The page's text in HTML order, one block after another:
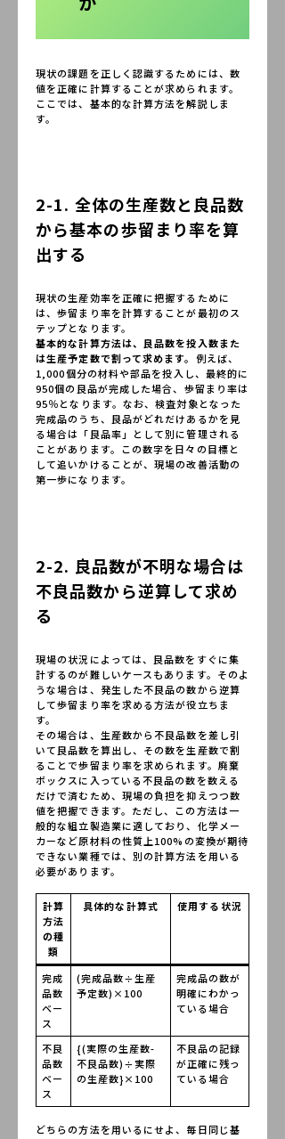
現状の課題を正しく認識するためには、数
値を正確に計算することが求められます。
ここでは、基本的な計算方法を解説しま
す。
2-1. 全体の生産数と良品数
から基本の歩留まり率を算
出する
現状の生産効率を正確に把握するために
は、歩留まり率を計算することが最初のス
テップとなります。
基本的な計算方法は、良品数を投入数また
は生産予定数で割って求めます。 例えば、
1,000個分の材料や部品を投入し、最終的に
950個の良品が完成した場合、歩留まり率は
95％となります。なお、検査対象となった
完成品のうち、良品がどれだけあるかを見
る場合は「良品率」として別に管理される
ことがあります。この数字を日々の目標と
して追いかけることが、現場の改善活動の
第一歩になります。
2-2. 良品数が不明な場合は
不良品数から逆算して求め
る
現場の状況によっては、良品数をすぐに集
計するのが難しいケースもあります。そのよ
うな場合は、発生した不良品の数から逆算
して歩留まり率を求める方法が役立ちま
す。
その場合は、生産数から不良品数を差し引
いて良品数を算出し、その数を生産数で割
ることで歩留まり率を求められます。廃棄
ボックスに入っている不良品の数を数える
だけで済むため、現場の負担を抑えつつ数
値を把握できます。ただし、この方法は一
般的な組立製造業に適しており、化学メー
カーなど原材料の性質上100%の変換が期待
できない業種では、別の計算方法を用いる
必要があります。
計算
方法
の種
類
具体的な計算式 使用する状況
完成
品数
ベー
ス
(完成品数÷生産
予定数)×100
完成品の数が
明確にわかっ
ている場合
不良
品数
ベー
ス
{(実際の生産数-
不良品数)÷実際
の生産数}×100
不良品の記録
が正確に残っ
ている場合
どちらの方法を用いるにせよ、毎日同じ基